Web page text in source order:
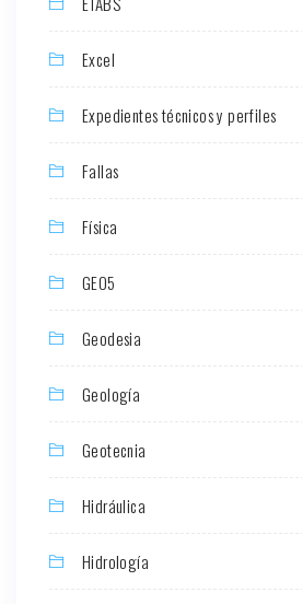
Excel
Expedientes técnicos y perfiles
Fallas
Física
GEO5
Geodesia
Geología
Geotecnia
Hidráulica
Hidrología